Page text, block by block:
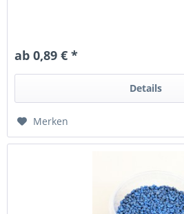
ab 0,89 € *
Details
Merken